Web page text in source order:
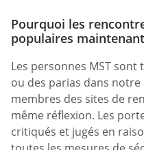
Pourquoi les
populaires
Les personnes MST
ou des parias dans
membres des sites de
même réflexion. Les
critiqués et jugés en